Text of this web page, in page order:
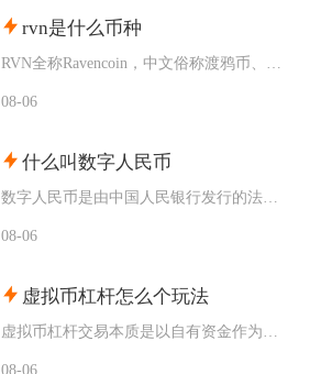
rvn是什么币种
08-06
什么叫数字人民币
08-06
虚拟币杠杆怎么个玩法
08-06